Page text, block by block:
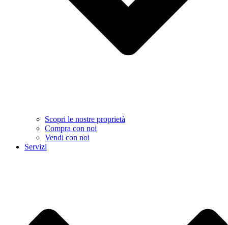
Scopri le nostre proprietà
Compra con noi
Vendi con noi
Servizi